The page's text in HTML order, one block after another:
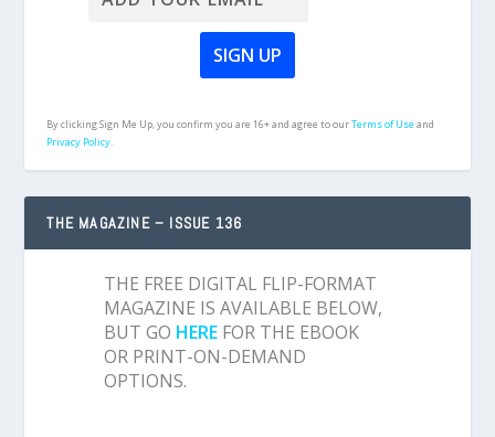
By clicking Sign Me Up, you confirm you are 16+ and agree to ourTerms of Useand
Privacy Policy.
THE MAGAZINE – ISSUE 136
THE FREE DIGITAL FLIP-FORMAT
MAGAZINE IS AVAILABLE BELOW,
BUT GO HERE FOR THE EBOOK
OR PRINT-ON-DEMAND
OPTIONS.